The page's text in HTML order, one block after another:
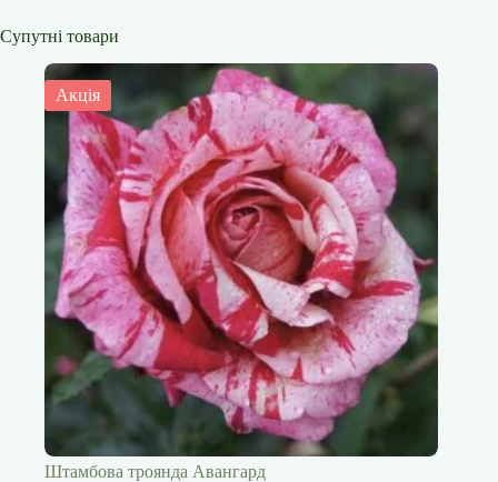
Супутні товари
Акція
Штамбова троянда Авангард